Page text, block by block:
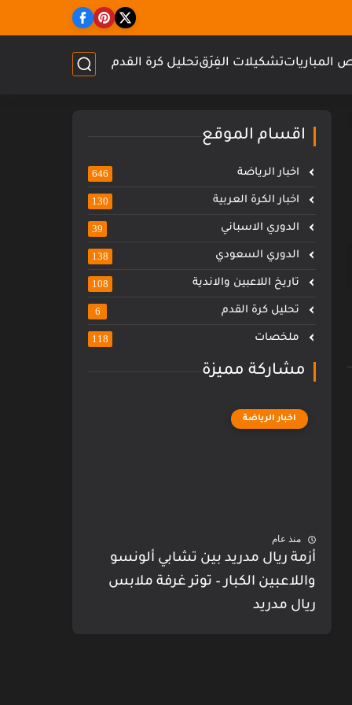
المبارياتتشكيلات الفِرَقتحليل كرة القدم
اقسام الموقع
اخبار الرياضة 646
اخبار الكرة العربية 130
الدوري الاسباني 39
الدوري السعودي 138
تاريخ اللاعبين والاندية 108
تحليل كرة القدم 6
ملخصات 118
مشاركة مميزة
اخبار الرياضة
منذ عام
أزمة ريال مدريد بين تشابي ألونسو
واللاعبين الكبار – توتر غرفة ملابس
ريال مدريد